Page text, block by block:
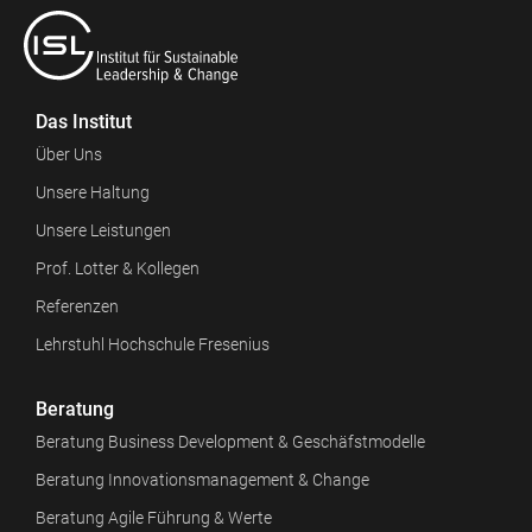
Das Institut
Über Uns
Unsere Haltung
Unsere Leistungen
Prof. Lotter & Kollegen
Referenzen
Lehrstuhl Hochschule Fresenius
Beratung
Beratung Business Development & Geschäfstmodelle
Beratung Innovationsmanagement & Change
Beratung Agile Führung & Werte